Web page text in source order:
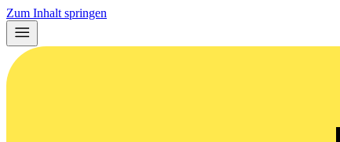
Zum Inhalt springen